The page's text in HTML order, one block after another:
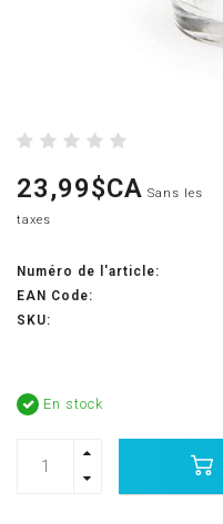
23,99$CA Sans les
taxes
Numéro de l'article:
EAN Code:
SKU:
En stock